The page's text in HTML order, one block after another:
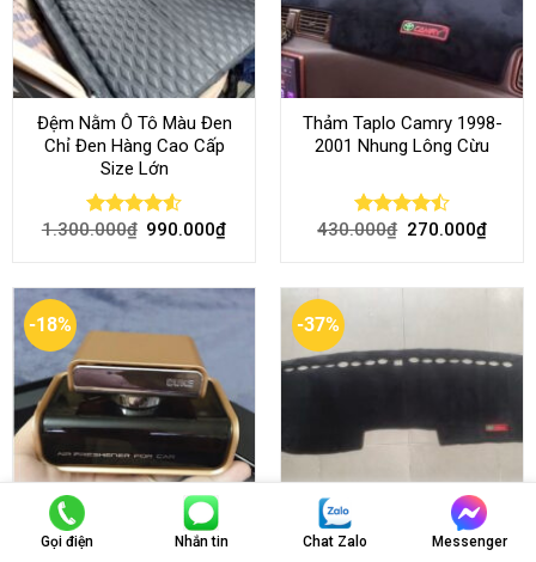
Đệm Nằm Ô Tô Màu Đen
Chỉ Đen Hàng Cao Cấp
Size Lớn
Rated 4.54
1.300.000₫ 990.000₫
Thảm Taplo Camry 1998-
2001 Nhung Lông Cừu
Rated
430.000₫ 270.000₫
-18%
Nước Hoa Ô Tô Duke Cao
-37%
Thảm Taplo Ford Ranger
Gọi điện Nhắn tin Chat Zalo Messenger